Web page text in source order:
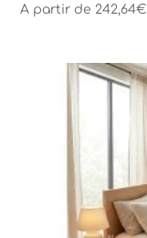
A partir de 242,64€